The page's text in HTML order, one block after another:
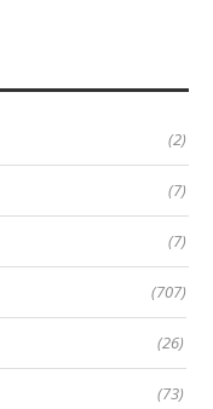
(2)
(7)
(7)
(707)
(26)
(73)